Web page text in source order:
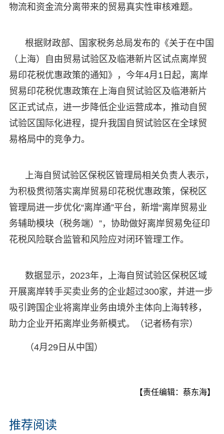
物流和资金流分离带来的贸易真实性审核难题。
根据财政部、国家税务总局发布的《关于在中国
（上海）自由贸易试验区及临港新片区试点离岸贸
易印花税优惠政策的通知》，今年4月1日起，离岸
贸易印花税优惠政策在上海自贸试验区及临港新片
区正式试点，进一步降低企业运营成本，推动自贸
试验区国际化进程，提升我国自贸试验区在全球贸
易格局中的竞争力。
上海自贸试验区保税区管理局相关负责人表示，
为积极贯彻落实离岸贸易印花税优惠政策，保税区
管理局进一步优化“离岸通”平台，新增“离岸贸易业
务辅助模块（税务端）”，协助做好离岸贸易免征印
花税风险联合监管和风险应对闭环管理工作。
数据显示，2023年，上海自贸试验区保税区域
开展离岸转手买卖业务的企业超过300家，并进一步
吸引跨国企业将离岸业务由境外主体向上海转移，
助力企业开拓离岸业务新模式。（记者杨有宗）
（4月29日从中国）
【责任编辑：蔡东海】
推荐阅读